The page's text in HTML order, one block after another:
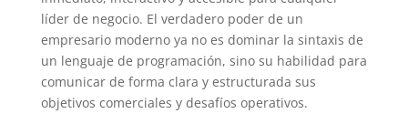
líder de negocio. El verdadero poder de un
empresario moderno ya no es dominar la sintaxis de
un lenguaje de programación, sino su habilidad para
comunicar de forma clara y estructurada sus
objetivos comerciales y desafíos operativos.